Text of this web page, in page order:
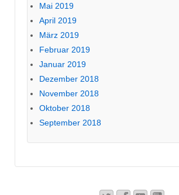
Mai 2019
April 2019
März 2019
Februar 2019
Januar 2019
Dezember 2018
November 2018
Oktober 2018
September 2018